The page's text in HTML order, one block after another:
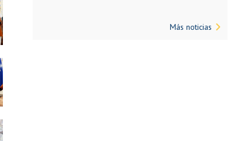
Más noticias